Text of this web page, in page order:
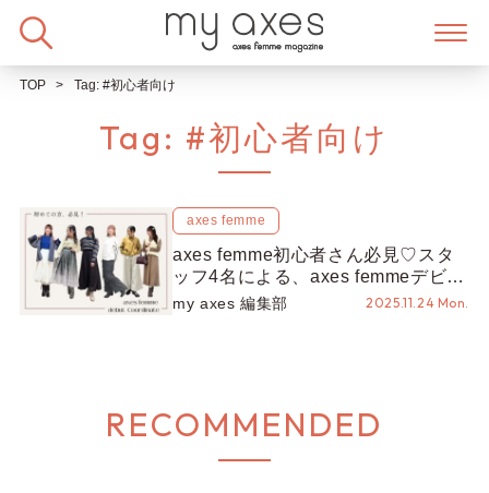
TOP Tag: #初心者向け
Tag: #初心者向け
axes femme
axes femme初心者さん必見♡スタ
ッフ4名による、axes femmeデビュ
ー8スタイル
my axes 編集部 2025.11.24 Mon.
RECOMMENDED